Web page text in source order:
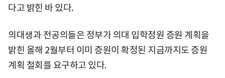
다고 밝힌 바 있다.
의대생과 전공의들은 정부가 의대 입학정원 증원 계획을
밝힌 올해 2월부터 이미 증원이 확정된 지금까지도 증원
계획 철회를 요구하고 있다.